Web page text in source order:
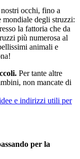
occhi, fino a
mondiale degli struzzi:
la fattoria che da
più numerosa al
animali e
Per tante altre
non mancate di
e indirizzi utili per
per la